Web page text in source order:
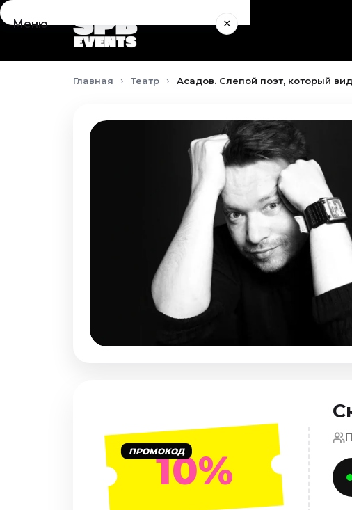
Меню ×
Концерты
Август 2026Главная Театр Асадов. Слепой поэт, который
ПРОМОКОД10%